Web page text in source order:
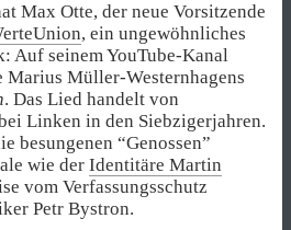
Max Otte, der neue Vorsitzende
, ein ungewöhnliches
Auf seinem YouTube-Kanal
Müller-Westernhagens
. Das Lied handelt von
Linken in den Siebzigerjahren.
besungenen “Genossen”
wie der Identitäre Martin
vom Verfassungsschutz
Petr Bystron.